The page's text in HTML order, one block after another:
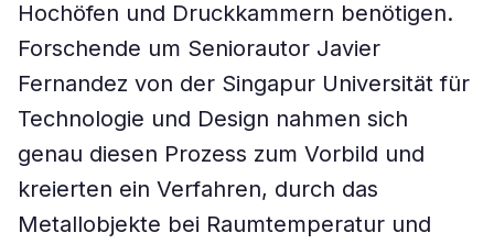
Hochöfen und Druckkammern benötigen.
Forschende um Seniorautor Javier
Fernandez von der Singapur Universität für
Technologie und Design nahmen sich
genau diesen Prozess zum Vorbild und
kreierten ein Verfahren, durch das
Metallobjekte bei Raumtemperatur und